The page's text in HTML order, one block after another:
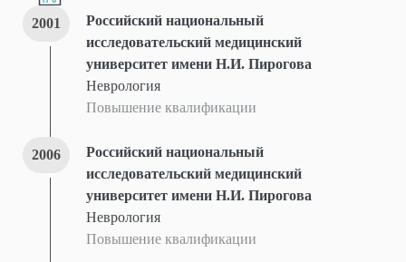
2001
Российский национальный
исследовательский медицинский
университет имени Н.И. Пирогова
Неврология
Повышение квалификации
2006
Российский национальный
исследовательский медицинский
университет имени Н.И. Пирогова
Неврология
Повышение квалификации